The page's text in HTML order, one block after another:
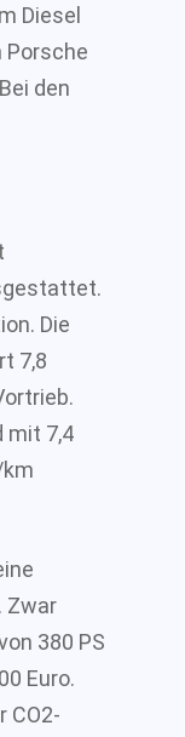
Diesel
Porsche
den
Die
7,8
mit 7,4
Zwar
380 PS
Euro.
CO2-